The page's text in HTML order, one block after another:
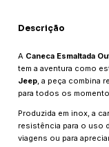
Descrição
A Caneca Esmaltada
tem a aventura como
Jeep , a peça combina
para todos os
Produzida em inox, a
resistência para o uso
viagens ou para